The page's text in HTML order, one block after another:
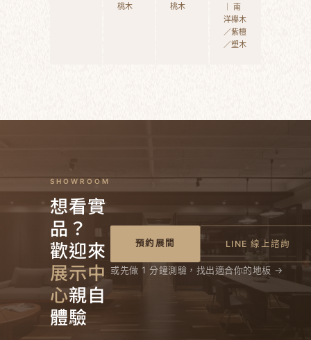
桃木
桃木
｜ 南
洋櫸木
／紫檀
／塑木
SHOWROOM
想看實
品？
歡迎來
展示中
心親自
體驗
預約展間 LINE 線上諮詢
或先做 1 分鐘測驗，找出適合你的地板 →